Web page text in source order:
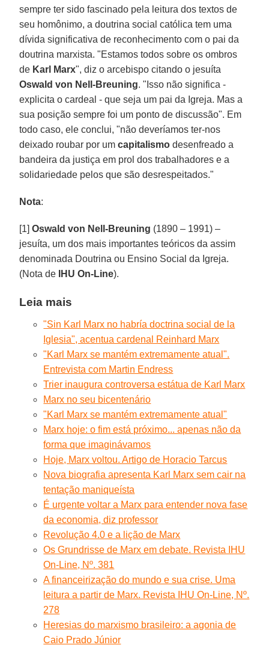
sempre ter sido fascinado pela leitura dos textos de
seu homônimo, a doutrina social católica tem uma
dívida significativa de reconhecimento com o pai da
doutrina marxista. "Estamos todos sobre os ombros
de Karl Marx", diz o arcebispo citando o jesuíta
Oswald von Nell-Breuning. "Isso não significa -
explicita o cardeal - que seja um pai da Igreja. Mas a
sua posição sempre foi um ponto de discussão". Em
todo caso, ele conclui, "não deveríamos ter-nos
deixado roubar por umcapitalismo desenfreado a
bandeira da justiça em prol dos trabalhadores e a
solidariedade pelos que são desrespeitados."
Nota:
[1]Oswald von Nell-Breuning (1890 – 1991) –
jesuíta, um dos mais importantes teóricos da assim
denominada Doutrina ou Ensino Social da Igreja.
(Nota de IHU On-Line).
Leia mais
"Sin Karl Marx no habría doctrina social de la
Iglesia", acentua cardenal Reinhard Marx
"Karl Marx se mantém extremamente atual".
Entrevista com Martin Endress
Trier inaugura controversa estátua de Karl Marx
Marx no seu bicentenário
"Karl Marx se mantém extremamente atual"
Marx hoje: o fim está próximo... apenas não da
forma que imaginávamos
Hoje, Marx voltou. Artigo de Horacio Tarcus
Nova biografia apresenta Karl Marx sem cair na
tentação maniqueísta
É urgente voltar a Marx para entender nova fase
da economia, diz professor
Revolução 4.0 e a lição de Marx
Os Grundrisse de Marx em debate. Revista IHU
On-Line, Nº. 381
A financeirização do mundo e sua crise. Uma
leitura a partir de Marx. Revista IHU On-Line, Nº.
278
Heresias do marxismo brasileiro: a agonia de
Caio Prado Júnior